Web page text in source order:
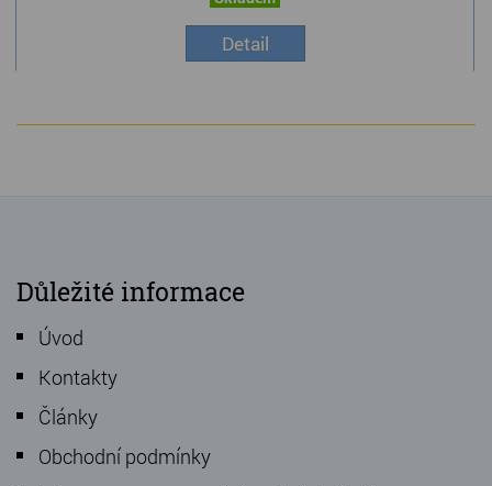
Detail
Důležité informace
Úvod
Kontakty
Články
Obchodní podmínky